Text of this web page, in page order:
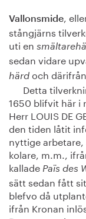
Vallonsmide,
stångjärns
uti en
sedan vidare
härd och
Detta
1650 blifvit här i
Herr LOUIS DE
den tiden låtit
nyttige
kolare, m.m.,
kallade Païs des
sätt sedan fått
blefvo då
ifrån Kronan